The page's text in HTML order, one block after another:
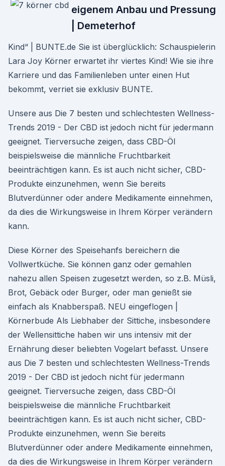
eigenem Anbau und Pressung
| Demeterhof
Kind“ | BUNTE.de Sie ist überglücklich: Schauspielerin
Lara Joy Körner erwartet ihr viertes Kind! Wie sie ihre
Karriere und das Familienleben unter einen Hut
bekommt, verriet sie exklusiv BUNTE.
Unsere aus Die 7 besten und schlechtesten Wellness-
Trends 2019 - Der CBD ist jedoch nicht für jedermann
geeignet. Tierversuche zeigen, dass CBD-Öl
beispielsweise die männliche Fruchtbarkeit
beeinträchtigen kann. Es ist auch nicht sicher, CBD-
Produkte einzunehmen, wenn Sie bereits
Blutverdünner oder andere Medikamente einnehmen,
da dies die Wirkungsweise in Ihrem Körper verändern
kann.
Diese Körner des Speisehanfs bereichern die
Vollwertküche. Sie können ganz oder gemahlen
nahezu allen Speisen zugesetzt werden, so z.B. Müsli,
Brot, Gebäck oder Burger, oder man genießt sie
einfach als Knabberspaß. NEU eingeflogen |
Körnerbude Als Liebhaber der Sittiche, insbesondere
der Wellensittiche haben wir uns intensiv mit der
Ernährung dieser beliebten Vogelart befasst. Unsere
aus Die 7 besten und schlechtesten Wellness-Trends
2019 - Der CBD ist jedoch nicht für jedermann
geeignet. Tierversuche zeigen, dass CBD-Öl
beispielsweise die männliche Fruchtbarkeit
beeinträchtigen kann. Es ist auch nicht sicher, CBD-
Produkte einzunehmen, wenn Sie bereits
Blutverdünner oder andere Medikamente einnehmen,
da dies die Wirkungsweise in Ihrem Körper verändern